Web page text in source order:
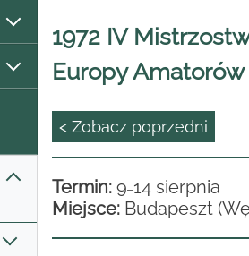
1972 IV
Europy Amatorów
< Zobacz poprzedni
Termin: 9–14 sierpnia
Miejsce: Budapeszt